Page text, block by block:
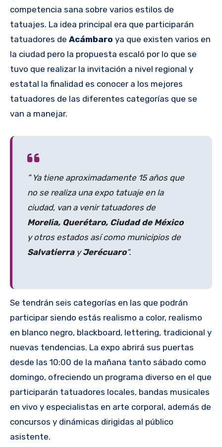
competencia sana sobre varios estilos de
tatuajes. La idea principal era que participarán
tatuadores de Acámbaro ya que existen varios en
la ciudad pero la propuesta escaló por lo que se
tuvo que realizar la invitación a nivel regional y
estatal la finalidad es conocer a los mejores
tatuadores de las diferentes categorías que se
van a manejar.
” Ya tiene aproximadamente 15 años que
no se realiza una expo tatuaje en la
ciudad, van a venir tatuadores de
Morelia, Querétaro, Ciudad de México
y otros estados así como municipios de
Salvatierra yJerécuaro“.
Se tendrán seis categorías en las que podrán
participar siendo estás realismo a color, realismo
en blanco negro, blackboard, lettering, tradicional y
nuevas tendencias. La expo abrirá sus puertas
desde las 10:00 de la mañana tanto sábado como
domingo, ofreciendo un programa diverso en el que
participarán tatuadores locales, bandas musicales
en vivo y especialistas en arte corporal, además de
concursos y dinámicas dirigidas al público
asistente.